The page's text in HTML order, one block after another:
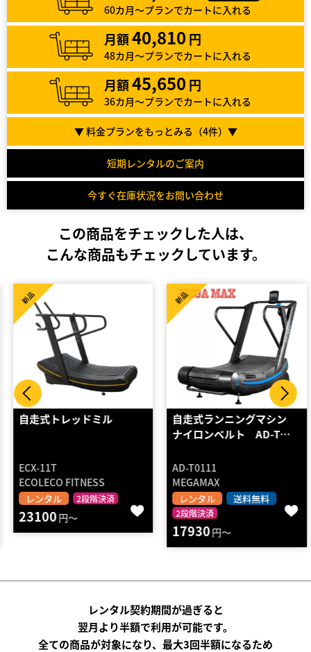
60カ月～プランでカートに入れる
月額40,810 円
48カ月～プランでカートに入れる
月額45,650 円
36カ月～プランでカートに入れる
▼ 料金プランをもっとみる（4件）▼
短期レンタルのご案内
今すぐ在庫状況をお問い合わせ
この商品をチェックした人は、
こんな商品もチェックしています。
自走式トレッドミル
ECX-11T
ECOLECO FITNESS
レンタル 2段階決済
新品
23100円～
自走式ランニングマシン
ナイロンベルト AD-T…
AD-T0111
MEGAMAX
レンタル 送料無料
2段階決済
新品
17930円～
レンタル契約期間が過ぎると
翌月より半額で利用が可能です。
全ての商品が対象になり、最大3回半額になるため